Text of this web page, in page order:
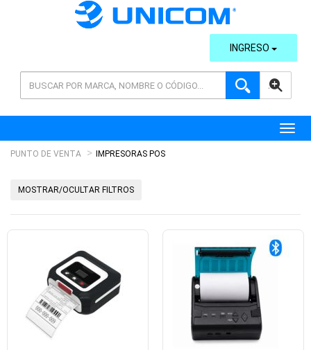
AVANZADA
INGRESO
PUNTO DE VENTA IMPRESORAS POS
MOSTRAR/OCULTAR FILTROS